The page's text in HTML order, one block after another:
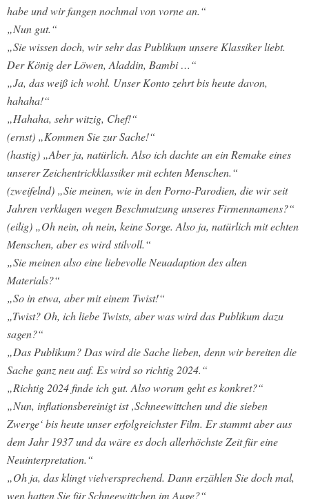
habe und wir fangen nochmal von vorne an.“
„Nun gut.“
„Sie wissen doch, wir sehr das Publikum unsere Klassiker liebt.
Der König der Löwen, Aladdin, Bambi …“
„Ja, das weiß ich wohl. Unser Konto zehrt bis heute davon,
hahaha!“
„Hahaha, sehr witzig, Chef!“
(ernst) „Kommen Sie zur Sache!“
(hastig) „Aber ja, natürlich. Also ich dachte an ein Remake eines
unserer Zeichentrickklassiker mit echten Menschen.“
(zweifelnd) „Sie meinen, wie in den Porno-Parodien, die wir seit
Jahren verklagen wegen Beschmutzung unseres Firmennamens?“
(eilig) „Oh nein, oh nein, keine Sorge. Also ja, natürlich mit echten
Menschen, aber es wird stilvoll.“
„Sie meinen also eine liebevolle Neuadaption des alten
Materials?“
„So in etwa, aber mit einem Twist!“
„Twist? Oh, ich liebe Twists, aber was wird das Publikum dazu
sagen?“
„Das Publikum? Das wird die Sache lieben, denn wir bereiten die
Sache ganz neu auf. Es wird so richtig 2024.“
„Richtig 2024 finde ich gut. Also worum geht es konkret?“
„Nun, inflationsbereinigt ist ‚Schneewittchen und die sieben
Zwerge‘ bis heute unser erfolgreichster Film. Er stammt aber aus
dem Jahr 1937 und da wäre es doch allerhöchste Zeit für eine
Neuinterpretation.“
„Oh ja, das klingt vielversprechend. Dann erzählen Sie doch mal,
wen hatten Sie für Schneewittchen im Auge?“